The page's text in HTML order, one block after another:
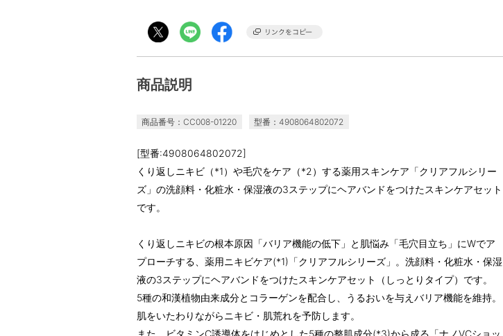
商品説明
商品番号：CC008-01220 型番：4908064802072
[型番:4908064802072]
くり返しニキビ（*1）や毛穴をケア（*2）する薬用スキンケア「クリアフルシリー
ズ」の洗顔料・化粧水・保湿液の3ステップにヘアバンドをつけたスキンケアセット
です。
くり返しニキビの根本原因「バリア機能の低下」と肌悩み「毛穴目立ち」にWでア
プローチする、薬用ニキビケア(*1)「クリアフルシリーズ」。洗顔料・化粧水・保湿
液の3ステップにヘアバンドをつけたスキンケアセット（しっとりタイプ）です。
5種の和漢植物由来成分とコラーゲンを配合し、うるおいを与えバリア機能を維持。
肌をいたわりながらニキビ・肌荒れを予防します。
また、ビタミンC誘導体をはじめとした5種の整肌成分(*3)から成る「ナノVCショッ